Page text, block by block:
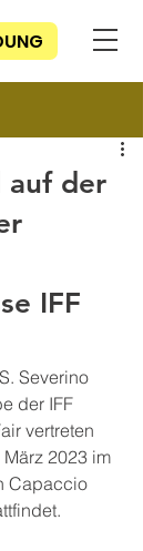
auf der
IFF
Severino
der IFF
vertreten
2023 im
Capaccio